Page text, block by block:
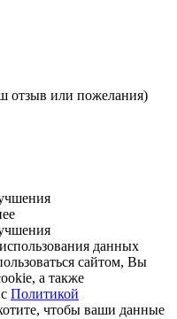
отзыв или пожелания)
данных
сайтом, Вы
а также
Политикой
чтобы ваши данные